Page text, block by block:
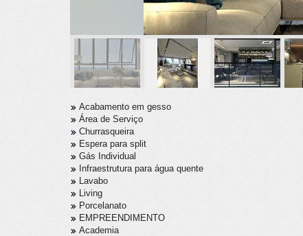
Acabamento em gesso
Área de Serviço
Churrasqueira
Espera para split
Gás Individual
Infraestrutura para água quente
Lavabo
Living
Porcelanato
EMPREENDIMENTO
Academia